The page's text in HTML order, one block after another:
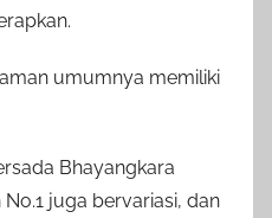
umumnya memiliki
Bhayangkara
juga bervariasi, dan